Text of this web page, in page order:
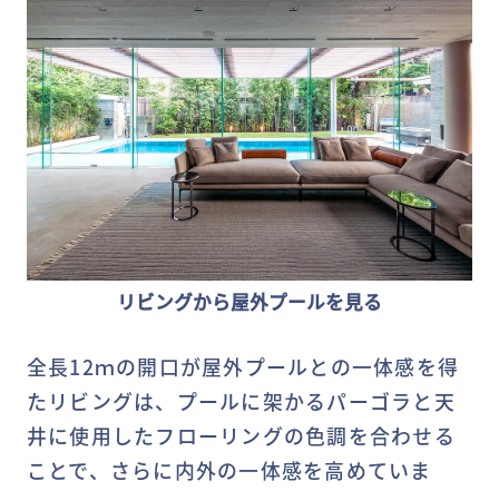
リビングから屋外プールを見る
全長12ｍの開口が屋外プールとの一体感を得
たリビングは、プールに架かるパーゴラと天
井に使用したフローリングの色調を合わせる
ことで、さらに内外の一体感を高めていま